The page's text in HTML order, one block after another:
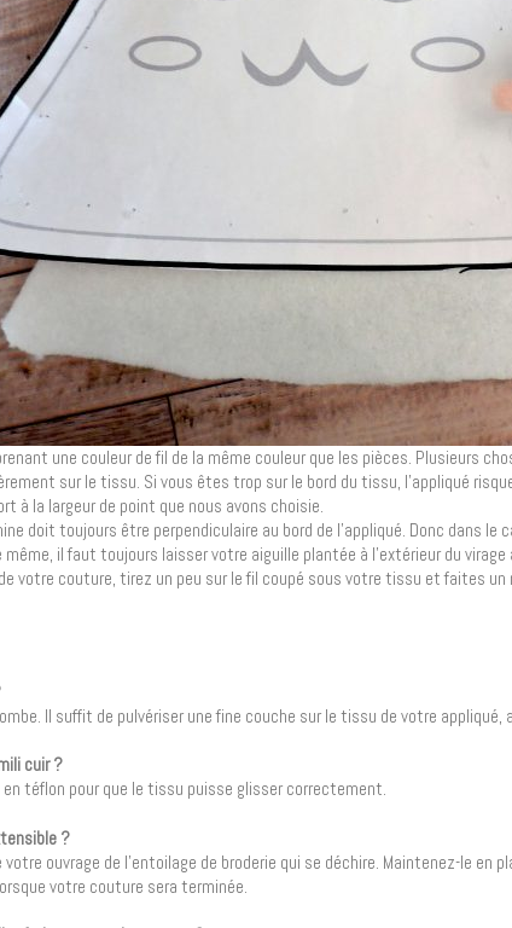
une couleur de fil de la même couleur que les pièces. Plusieurs
sur le tissu. Si vous êtes trop sur le bord du tissu, l’appliqué
à la largeur de point que nous avons choisie.
doit toujours être perpendiculaire au bord de l’appliqué. Donc dans le
il faut toujours laisser votre aiguille plantée à l’extérieur du
votre couture, tirez un peu sur le fil coupé sous votre tissu et faites
Il suffit de pulvériser une fine couche sur le tissu de votre appliqué,
cuir ?
téflon pour que le tissu puisse glisser correctement.
?
votre ouvrage de l’entoilage de broderie qui se déchire. Maintenez-le en
votre couture sera terminée.